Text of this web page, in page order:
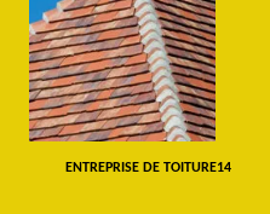
ENTREPRISE DE TOITURE14